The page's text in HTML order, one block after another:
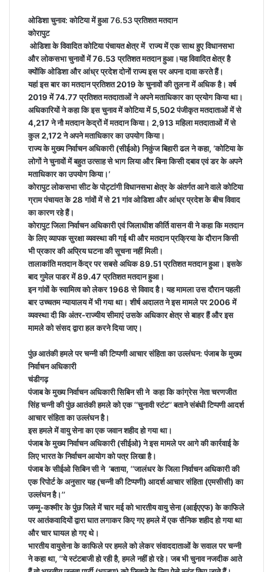
ओडिशा चुनाव: कोटिया में हुआ 76.53 प्रतिशत मतदान
कोरापुट
ओडिशा के विवादित कोटिया पंचायत क्षेत्र में राज्य में एक साथ हुए विधानसभा
और लोकसभा चुनावों में 76.53 प्रतिशत मतदान हुआ।यह विवादित क्षेत्र है
क्योंकि ओडिशा और आंध्र प्रदेश दोनों राज्य इस पर अपना दावा करते हैं।
यहां इस बार का मतदान प्रतिशत 2019 के चुनावों की तुलना में अधिक है। वर्ष
2019 में 74.77 प्रतिशत मतदाताओं ने अपने मताधिकार का प्रयोग किया था।
अधिकारियों ने कहा कि इस चुनाव में कोटिया में 5,502 पंजीकृत मतदाताओं में से
4,217 ने नौ मतदान केद्रों में मतदान किया। 2,913 महिला मतदाताओं में से
कुल 2,172 ने अपने मताधिकार का उपयोग किया।
राज्य के मुख्य निर्वाचन अधिकारी (सीईओ) निकुंज बिहारी ढल ने कहा, ‘कोटिया के
लोगों ने चुनावों में बहुत उत्साह से भाग लिया और बिना किसी दबाव एवं डर के अपने
मताधिकार का उपयोग किया।’
कोरापुट लोकसभा सीट के पोट्टांगी विधानसभा क्षेत्र के अंतर्गत आने वाले कोटिया
ग्राम पंचायत के 28 गांवों में से 21 गांव ओडिशा और आंध्र प्रदेश के बीच विवाद
का कारण रहे हैं।
कोरापुट जिला निर्वाचन अधिकारी एवं जिलाधीश कीर्ति वासन वी ने कहा कि मतदान
के लिए व्यापक सुरक्षा व्यवस्था की गई थी और मतदान प्रक्रिया के दौरान किसी
भी प्रकार की अप्रिय घटना की सूचना नहीं मिली।
तालाकांति मतदान केंद्र पर सबसे अधिक 89.51 प्रतिशत मतदान हुआ। इसके
बाद गुमेल पाडर में 89.47 प्रतिशत मतदान हुआ।
इन गांवों के स्वामित्व को लेकर 1968 से विवाद है। यह मामला उस दौरान पहली
बार उच्चतम न्यायालय में भी गया था। शीर्ष अदालत ने इस मामले पर 2006 में
व्यवस्था दी कि अंतर-राज्यीय सीमाएं उसके अधिकार क्षेत्र से बाहर हैं और इस
मामले को संसद द्वारा हल करने दिया जाए।
पुंछ आतंकी हमले पर चन्नी की टिप्पणी आचार संहिता का उल्लंघन: पंजाब के मुख्य
निर्वाचन अधिकारी
चंडीगढ़
पंजाब के मुख्य निर्वाचन अधिकारी सिबिन सी ने कहा कि कांग्रेस नेता चरणजीत
सिंह चन्नी की पुंछ आतंकी हमले को एक ‘‘चुनावी स्टंट’’ बताने संबंधी टिप्पणी आदर्श
आचार संहिता का उल्लंघन है।
इस हमले में वायु सेना का एक जवान शहीद हो गया था।
पंजाब के मुख्य निर्वाचन अधिकारी (सीईओ) ने इस मामले पर आगे की कार्रवाई के
लिए भारत के निर्वाचन आयोग को पत्र लिखा है।
पंजाब के सीईओ सिबिन सी ने ‘बताया, ‘‘जालंधर के जिला निर्वाचन अधिकारी की
एक रिपोर्ट के अनुसार यह (चन्नी की टिप्पणी) आदर्श आचार संहिता (एमसीसी) का
उल्लंघन है।’’
जम्मू-कश्मीर के पुंछ जिले में चार मई को भारतीय वायु सेना (आईएएफ) के काफिले
पर आतंकवादियों द्वारा घात लगाकर किए गए हमले में एक सैनिक शहीद हो गया था
और चार घायल हो गए थे।
भारतीय वायुसेना के काफिले पर हमले को लेकर संवाददाताओं के सवाल पर चन्नी
ने कहा था, ‘‘ये स्टंटबाजी हो रही है, हमले नहीं हो रहे। जब भी चुनाव नजदीक आते